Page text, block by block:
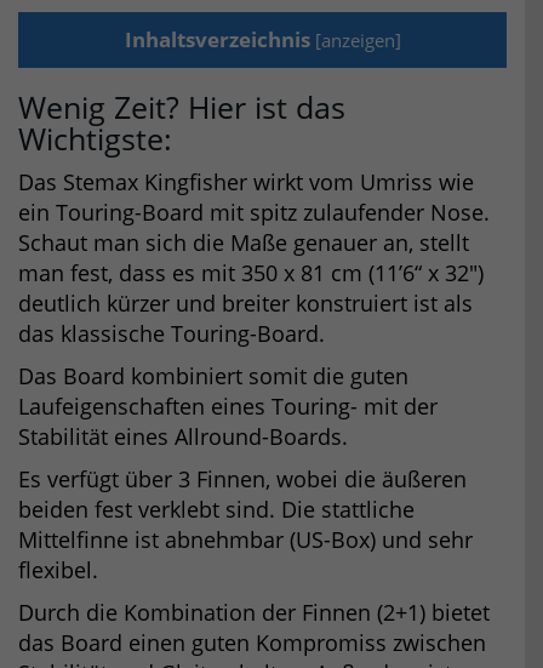
Inhaltsverzeichnis [anzeigen]
Wenig Zeit? Hier ist das
Wichtigste:
Das Stemax Kingfisher wirkt vom Umriss wie
ein Touring-Board mit spitz zulaufender Nose.
Schaut man sich die Maße genauer an, stellt
man fest, dass es mit 350 x 81 cm (11’6“ x 32″)
deutlich kürzer und breiter konstruiert ist als
das klassische Touring-Board.
Das Board kombiniert somit die guten
Laufeigenschaften eines Touring- mit der
Stabilität eines Allround-Boards.
Es verfügt über 3 Finnen, wobei die äußeren
beiden fest verklebt sind. Die stattliche
Mittelfinne ist abnehmbar (US-Box) und sehr
flexibel.
Durch die Kombination der Finnen (2+1) bietet
das Board einen guten Kompromiss zwischen